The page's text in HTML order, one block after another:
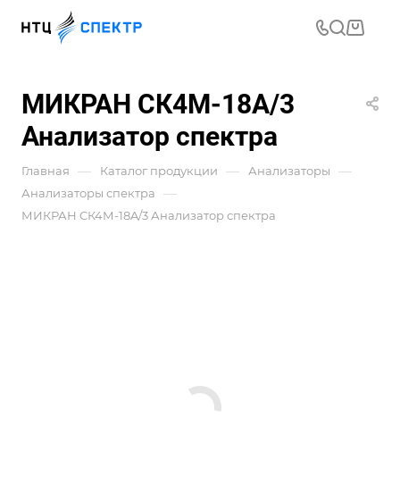
МИКРАН СК4М-18A/3
Анализатор спектра
Главная — Каталог продукции — Анализаторы —
Анализаторы спектра —
МИКРАН СК4М-18A/3 Анализатор спектра